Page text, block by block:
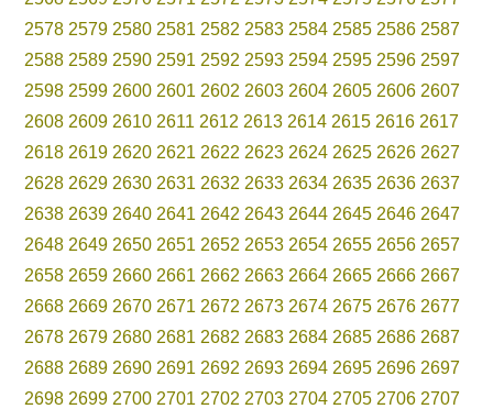
2578 2579 2580 2581 2582 2583 2584 2585 2586 2587
2588 2589 2590 2591 2592 2593 2594 2595 2596 2597
2598 2599 2600 2601 2602 2603 2604 2605 2606 2607
2608 2609 2610 2611 2612 2613 2614 2615 2616 2617
2618 2619 2620 2621 2622 2623 2624 2625 2626 2627
2628 2629 2630 2631 2632 2633 2634 2635 2636 2637
2638 2639 2640 2641 2642 2643 2644 2645 2646 2647
2648 2649 2650 2651 2652 2653 2654 2655 2656 2657
2658 2659 2660 2661 2662 2663 2664 2665 2666 2667
2668 2669 2670 2671 2672 2673 2674 2675 2676 2677
2678 2679 2680 2681 2682 2683 2684 2685 2686 2687
2688 2689 2690 2691 2692 2693 2694 2695 2696 2697
2698 2699 2700 2701 2702 2703 2704 2705 2706 2707